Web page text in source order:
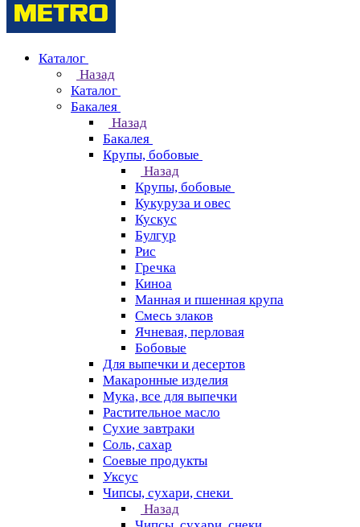
Каталог
Назад
Каталог
Бакалея
Назад
Бакалея
Крупы, бобовые
Назад
Крупы, бобовые
Кукуруза и овес
Кускус
Булгур
Рис
Гречка
Киноа
Манная и пшенная крупа
Смесь злаков
Ячневая, перловая
Бобовые
Для выпечки и десертов
Макаронные изделия
Мука, все для выпечки
Растительное масло
Сухие завтраки
Соль, сахар
Соевые продукты
Уксус
Чипсы, сухари, снеки
Назад